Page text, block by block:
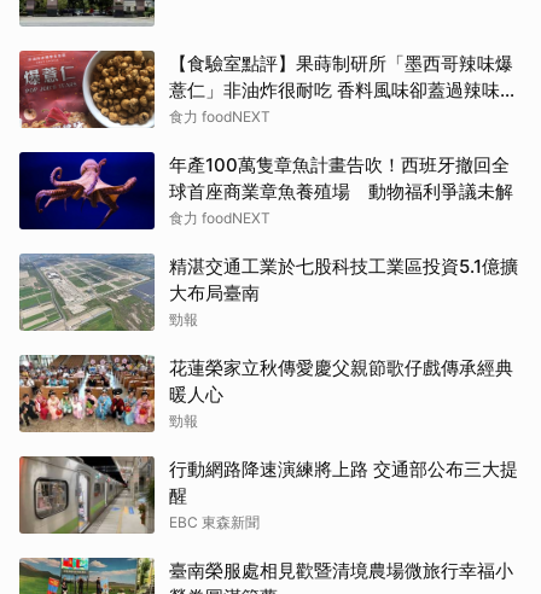
【食驗室點評】果蒔制研所「墨西哥辣味爆
薏仁」非油炸很耐吃 香料風味卻蓋過辣味特
色
食力 foodNEXT
年產100萬隻章魚計畫告吹！西班牙撤回全
球首座商業章魚養殖場 動物福利爭議未解
食力 foodNEXT
精湛交通工業於七股科技工業區投資5.1億擴
大布局臺南
勁報
花蓮榮家立秋傳愛慶父親節歌仔戲傳承經典
暖人心
勁報
行動網路降速演練將上路 交通部公布三大提
醒
EBC 東森新聞
臺南榮服處相見歡暨清境農場微旅行幸福小